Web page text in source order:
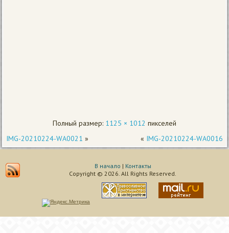
Полный размер: 1125 × 1012 пикселей
IMG-20210224-WA0021 » « IMG-20210224-WA0016
В начало | Контакты
Copyright © 2026. All Rights Reserved.